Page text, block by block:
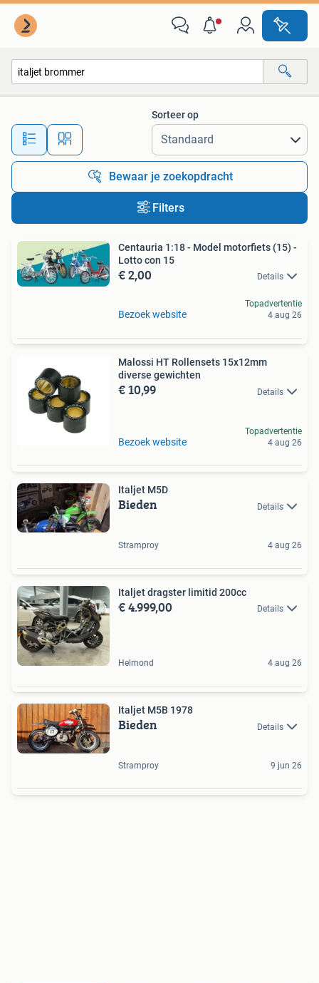
Alle afstanden…
Sorteer op
Bewaar je zoekopdracht
Filters
Centauria 1:18 - Model motorfiets (15) -
Lotto con 15
€ 2,00 Details
Bezoek website
Topadvertentie
4 aug 26
Malossi HT Rollensets 15x12mm
diverse gewichten
€ 10,99 Details
Bezoek website
Topadvertentie
4 aug 26
Italjet M5D
Bieden Details
Stramproy 4 aug 26
Italjet dragster limitid 200cc
€ 4.999,00 Details
Helmond 4 aug 26
Italjet M5B 1978
Bieden Details
Stramproy 9 jun 26